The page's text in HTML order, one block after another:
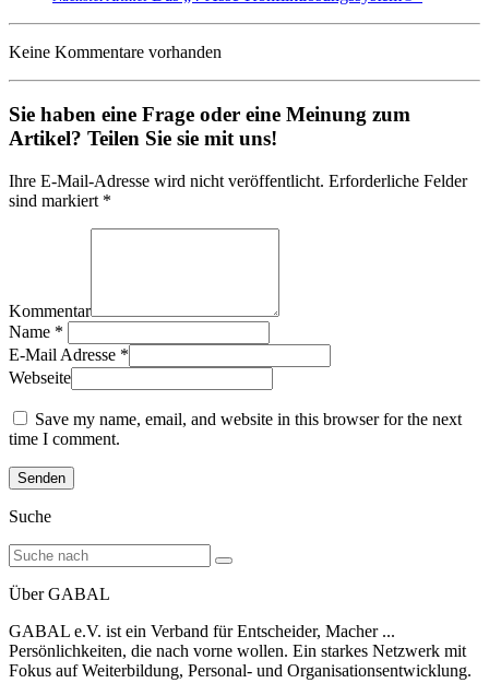
Keine Kommentare vorhanden
Sie haben eine Frage oder eine Meinung zum
Artikel? Teilen Sie sie mit uns!
Ihre E-Mail-Adresse wird nicht veröffentlicht. Erforderliche Felder
sind markiert *
Kommentar
Name *
E-Mail Adresse *
Webseite
Save my name, email, and website in this browser for the next
time I comment.
Suche
Über GABAL
GABAL e.V. ist ein Verband für Entscheider, Macher ...
Persönlichkeiten, die nach vorne wollen. Ein starkes Netzwerk mit
Fokus auf Weiterbildung, Personal- und Organisationsentwicklung.